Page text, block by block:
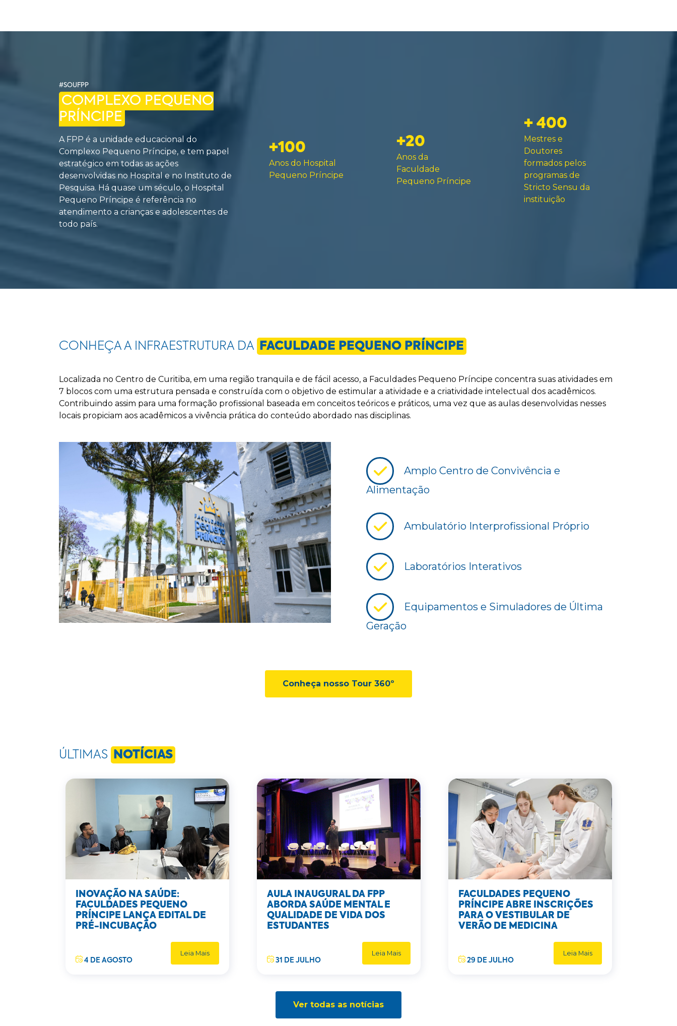
#SOUFPP
COMPLEXO PEQUENO
PRÍNCIPE
A FPP é a unidade educacional do
Complexo Pequeno Príncipe, e tem papel
estratégico em todas as ações
desenvolvidas no Hospital e no Instituto de
Pesquisa. Há quase um século, o Hospital
Pequeno Príncipe é referência no
atendimento a crianças e adolescentes de
todo país.
+100
Anos do Hospital
Pequeno Príncipe
+20
Anos da
Faculdade
Pequeno Príncipe
+ 400
Mestres e
Doutores
formados pelos
programas de
Stricto Sensu da
instituição
CONHEÇA A INFRAESTRUTURA DA FACULDADE PEQUENO PRÍNCIPE
Localizada no Centro de Curitiba, em uma região tranquila e de fácil acesso, a Faculdades Pequeno Príncipe concentra suas atividades em
7 blocos com uma estrutura pensada e construída com o objetivo de estimular a atividade e a criatividade intelectual dos acadêmicos.
Contribuindo assim para uma formação profissional baseada em conceitos teóricos e práticos, uma vez que as aulas desenvolvidas nesses
locais propiciam aos acadêmicos a vivência prática do conteúdo abordado nas disciplinas.
Amplo Centro de Convivência e
Alimentação
Ambulatório Interprofissional Próprio
Laboratórios Interativos
Equipamentos e Simuladores de Última
Geração
Conheça nosso Tour 360º
ÚLTIMAS NOTÍCIAS
INOVAÇÃO NA SAÚDE:
FACULDADES PEQUENO
PRÍNCIPE LANÇA EDITAL DE
PRÉ-INCUBAÇÃO
4 DE AGOSTO
Leia Mais
AULA INAUGURAL DA FPP
ABORDA SAÚDE MENTAL E
QUALIDADE DE VIDA DOS
ESTUDANTES
31 DE JULHO
Leia Mais
FACULDADES PEQUENO
PRÍNCIPE ABRE INSCRIÇÕES
PARA O VESTIBULAR DE
VERÃO DE MEDICINA
29 DE JULHO
Leia Mais
Ver todas as notícias